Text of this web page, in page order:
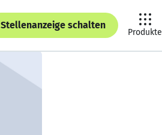
Stellenanzeige schalten
Produkte